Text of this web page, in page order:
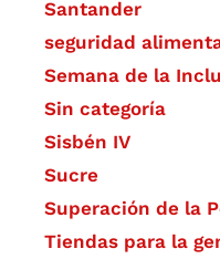
Santander
seguridad
Semana de la
Sin categoría
Sisbén IV
Sucre
Superación de la
Tiendas para la